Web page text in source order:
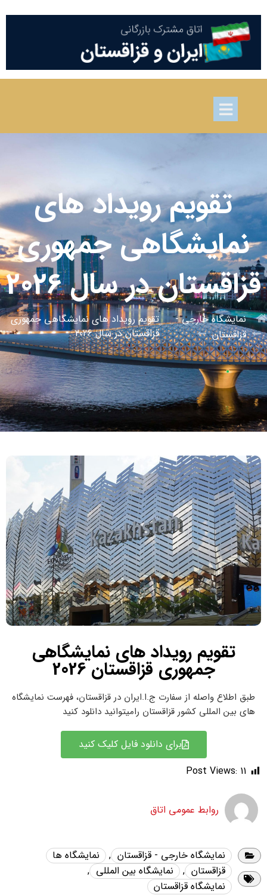
تقویم رویداد های
نمایشگاهی جمهوری
قزاقستان در سال 2026
نمایشگاه خارجی -
قزاقستان
تقویم رویداد های نمایشگاهی جمهوری
قزاقستان در سال 2026
تقویم رویداد های نمایشگاهی
جمهوری قزاقستان 2026
طبق اطلاع واصله از سفارت ج.ا.ایران در قزاقستان، فهرست نمایشگاه
های بین المللی کشور قزاقستان رامیتوانید دانلود کنید
برای دانلود فایل کلیک کنید
Post Views: 11
روابط عمومی اتاق
نمایشگاه خارجی - قزاقستان , نمایشگاه ها
قزاقستان , نمایشگاه بین المللی ,
نمایشگاه قزاقستان